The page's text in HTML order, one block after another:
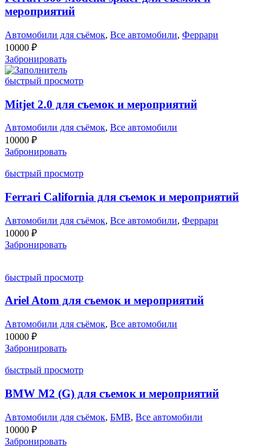
мероприятий
Автомобили для съёмок, Все автомобили, Феррари
10000 ₽
Забронировать
быстрый просмотр
Mitjet 2.0 для съемок и мероприятий
Автомобили для съёмок, Все автомобили
10000 ₽
Забронировать
быстрый просмотр
Ferrari California для съемок и мероприятий
Автомобили для съёмок, Все автомобили, Феррари
10000 ₽
Забронировать
быстрый просмотр
Ariel Atom для съемок и мероприятий
Автомобили для съёмок, Все автомобили
10000 ₽
Забронировать
быстрый просмотр
BMW M2 (G) для съемок и мероприятий
Автомобили для съёмок, БМВ, Все автомобили
10000 ₽
Забронировать